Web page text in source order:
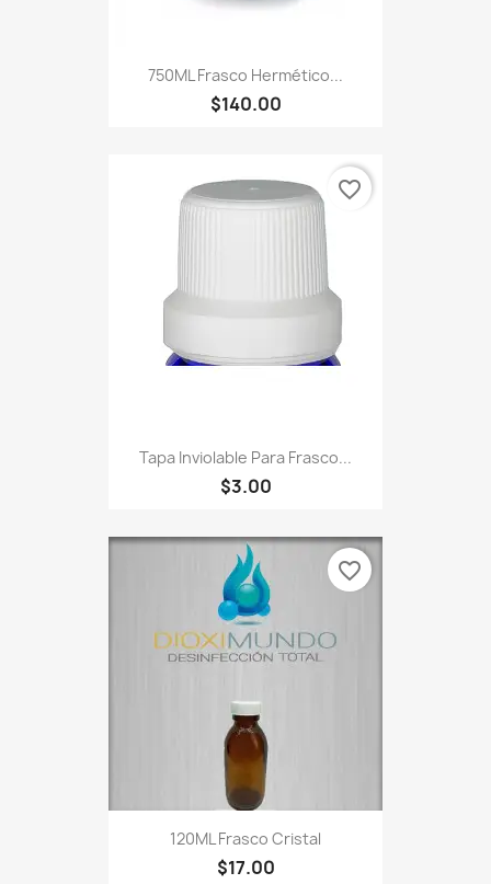
750ML Frasco Hermético...
$140.00
Tapa Inviolable Para Frasco...
$3.00
favorite_border
120ML Frasco Cristal
$17.00
favorite_border